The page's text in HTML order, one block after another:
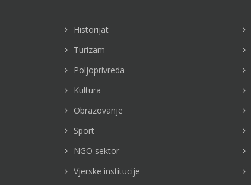
Historijat
Turizam
Poljoprivreda
Kultura
Obrazovanje
Sport
NGO sektor
Vjerske institucije